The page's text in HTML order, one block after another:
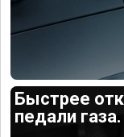
Быстрее
педали газа.